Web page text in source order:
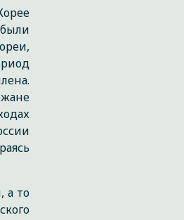
а то